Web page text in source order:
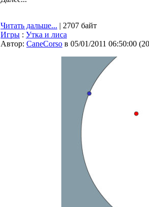
Читать дальше... | 2707 байт
Игры : Утка и лиса
Автор: CaneCorso в 05/01/2011 06:50:00 (